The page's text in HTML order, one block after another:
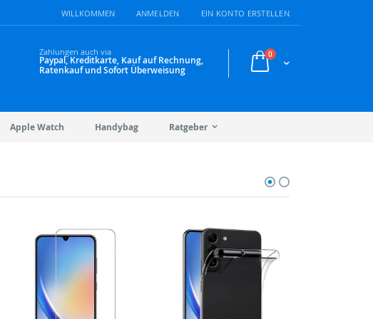
WILLKOMMEN ANMELDEN EIN KONTO ERSTELLEN
Warenkorb
0Artikel
Zahlungen auch via
Paypal, Kreditkarte, Kauf auf Rechnung,
Ratenkauf und Sofort Überweisung
Apple Watch Handybag Ratgeber